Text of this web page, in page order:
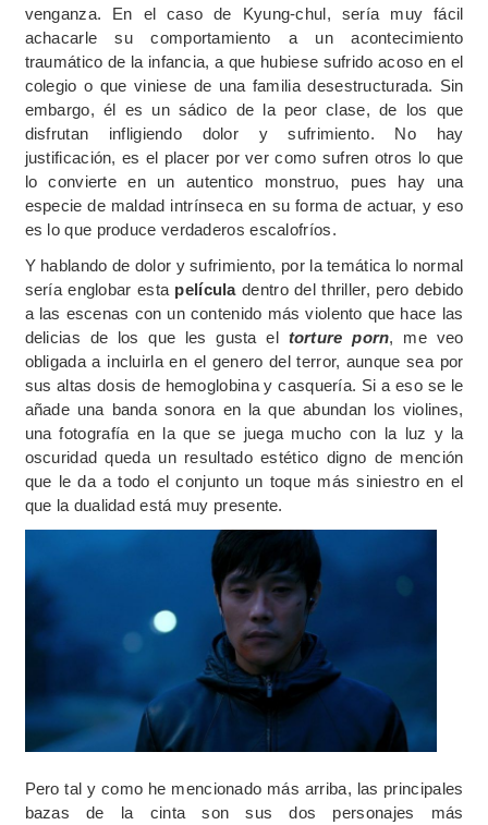
venganza. En el caso de Kyung-chul, sería muy fácil
achacarle su comportamiento a un acontecimiento
traumático de la infancia, a que hubiese sufrido acoso en el
colegio o que viniese de una familia desestructurada. Sin
embargo, él es un sádico de la peor clase, de los que
disfrutan infligiendo dolor y sufrimiento. No hay
justificación, es el placer por ver como sufren otros lo que
lo convierte en un autentico monstruo, pues hay una
especie de maldad intrínseca en su forma de actuar, y eso
es lo que produce verdaderos escalofríos.
Y hablando de dolor y sufrimiento, por la temática lo normal
sería englobar esta películadentro del thriller, pero debido
a las escenas con un contenido más violento que hace las
delicias de los que les gusta el torture porn, me veo
obligada a incluirla en el genero del terror, aunque sea por
sus altas dosis de hemoglobina y casquería. Si a eso se le
añade una banda sonora en la que abundan los violines,
una fotografía en la que se juega mucho con la luz y la
oscuridad queda un resultado estético digno de mención
que le da a todo el conjunto un toque más siniestro en el
que la dualidad está muy presente.
Pero tal y como he mencionado más arriba, las principales
bazas de la cinta son sus dos personajes más